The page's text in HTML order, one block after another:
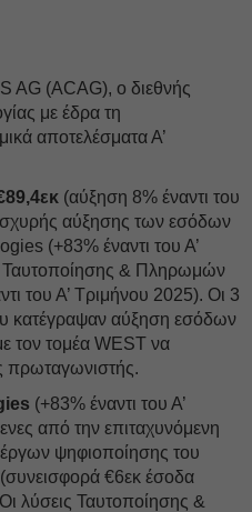
AG (ACAG), ο διεθνής
με έδρα τη
αποτελέσματα Α’
(αύξηση 8% έναντι του
αύξησης των εσόδων
(+83% έναντι του Α’
Ταυτοποίησης & Πληρωμών
του Α’ Τριμήνου 2025). Οι 3
κατέγραψαν αύξηση εσόδων
τον τομέα WEST να
πρωταγωνιστής.
(+83% έναντι του Α’
από την επιταχυνόμενη
ψηφιοποίησης του
€6εκ έσοδα
λύσεις Ταυτοποίησης &